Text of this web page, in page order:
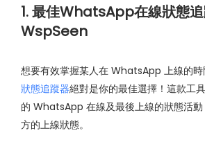
1. 最佳WhatsApp在線狀態
WspSeen
想要有效掌握某人在 WhatsApp 上線的時
狀態追蹤器絕對是你的最佳選擇！這款工
的 WhatsApp 在線及最後上線的狀態活
方的上線狀態。